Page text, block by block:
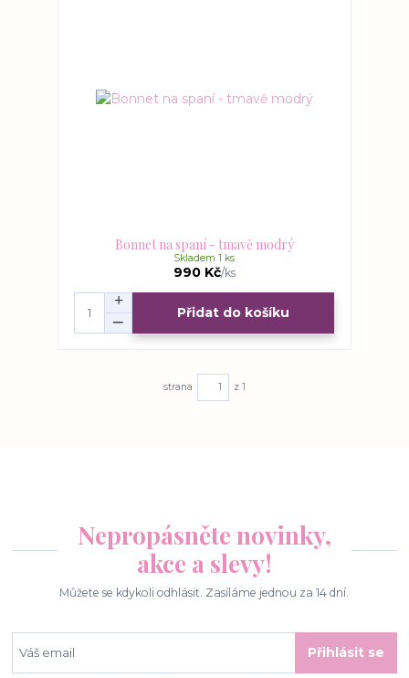
Bonnet na spaní - tmavě modrý
990 Kč/ks
Skladem 1 ks
Přidat do košíku
strana z 1
Nepropásněte novinky,
akce a slevy!
Můžete se kdykoli odhlásit. Zasíláme jednou za 14 dní.
Přihlásit se